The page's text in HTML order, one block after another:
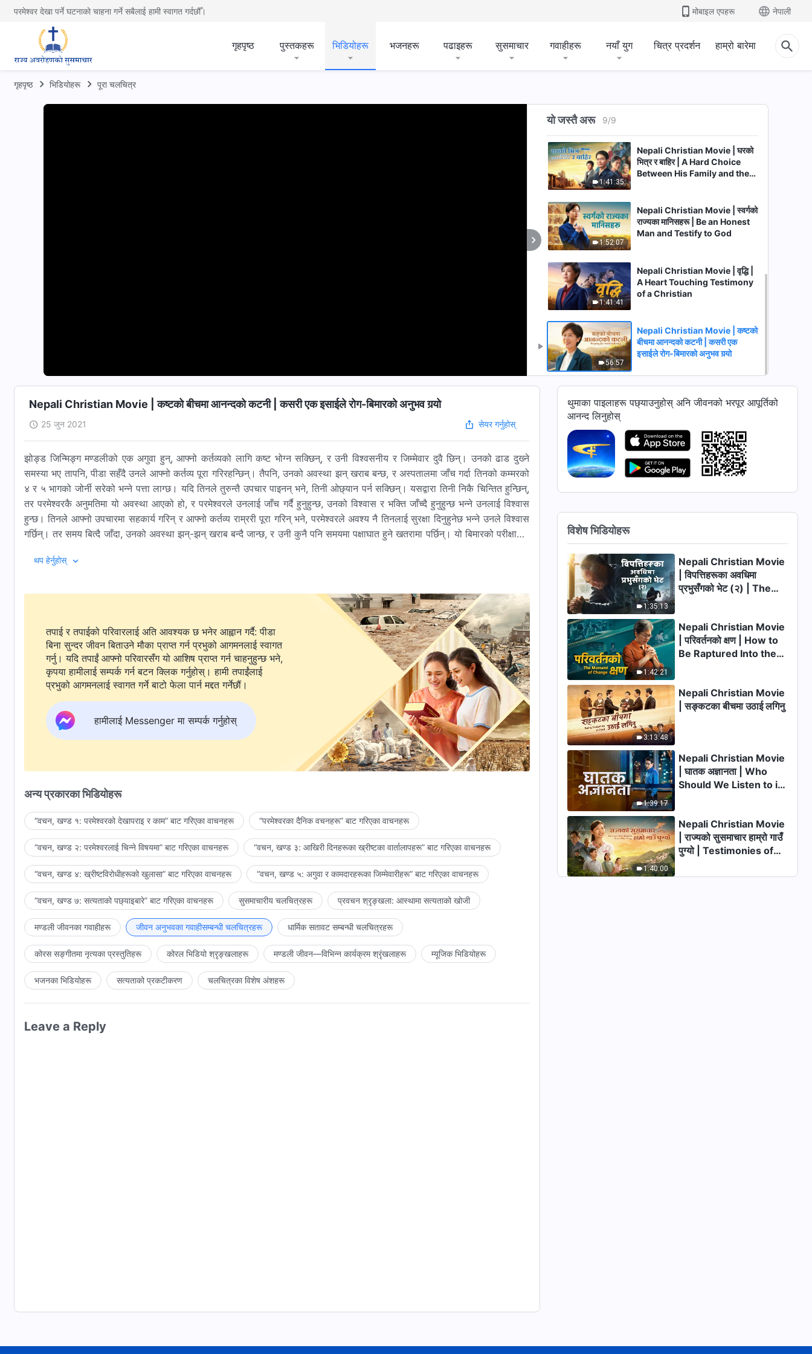
परमेश्वर देखा पर्ने घटनाको चाहना गर्ने सबैलाई हामी स्वागत गर्दछौँ। मोबाइल एपहरू नेपाली
गृहपृष्ठ पुस्तकहरू भिडियोहरू भजनहरू पढाइहरू सुसमाचार गवाहीहरू नयाँ युग चित्र प्रदर्शन हाम्रो बारेमा
गृहपृष्ठ भिडियोहरू पूरा चलचित्र
यो जस्तै अरू 9/9
Genuine Repentance
1:23:17
असल व्यक्ति हुँ! | Being an Honest
Person Blessed by the Lord
1:40:04
Can Believers Who Are
1:41:35
Nepali Christian Movie | घरको
भित्र र बाहिर | A Hard Choice
Between His Family and the
1:52:07
Nepali Christian Movie | स्वर्गको
राज्यका मानिसहरू | Be an Honest
Man and Testify to God
1:41:41
Nepali Christian Movie | वृद्धि |
A Heart Touching Testimony
of a Christian
56:57
Nepali Christian Movie | कष्टको
बीचमा आनन्दको कटनी | कसरी एक
इसाईले रोग-बिमारको अनुभव गर्‍यो
Nepali Christian Movie | कष्टको बीचमा आनन्दको कटनी | कसरी एक इसाईले रोग-बिमारको अनुभव गर्‍यो
25 जुन 2021 सेयर गर्नुहोस्
झोङ्ड जिन्मिङ्ग मण्डलीको एक अगुवा हुन्, आफ्‍नो कर्तव्यको लागि कष्ट भोग्‍न सक्छिन्, र उनी विश्‍वसनीय र जिम्‍मेवार दुवै छिन्। उनको ढाड दुख्‍ने
समस्या भए तापनि, पीडा सहँदै उनले आफ्‍नो कर्तव्य पूरा गरिरहन्छिन्। तैपनि, उनको अवस्था झन् खराब बन्छ, र अस्पतालमा जाँच गर्दा तिनको कम्‍मरको
४ र ५ भागको जोर्नी सरेको भन्‍ने पत्ता लाग्‍छ। यदि तिनले तुरुन्तै उपचार पाइनन् भने, तिनी ओछ्यान पर्न सक्छिन्। यसद्वारा तिनी निकै चिन्तित हुन्छिन्,
तर परमेश्‍वरकै अनुमतिमा यो अवस्था आएको हो, र परमेश्‍वरले उनलाई जाँच गर्दै हुनुहुन्छ, उनको विश्‍वास र भक्ति जाँच्‍दै हुनुहुन्छ भन्‍ने उनलाई विश्‍वास
हुन्छ। तिनले आफ्‍नो उपचारमा सहकार्य गरिन् र आफ्‍नो कर्तव्य राम्ररी पूरा गरिन् भने, परमेश्‍वरले अवश्य नै तिनलाई सुरक्षा दिनुहुनेछ भन्‍ने उनले विश्‍वास
गर्छिन्। तर समय बित्दै जाँदा, उनको अवस्था झन्-झन् खराब बन्दै जान्छ, र उनी कुनै पनि समयमा पक्षाघात हुने खतरामा पर्छिन्। यो बिमारको परीक्षाबाट
थप हेर्नुहोस्
तपाई र तपाईको परिवारलाई अति आवश्यक छ भनेर आह्वान गर्दै: पीडा
बिना सुन्दर जीवन बिताउने मौका प्राप्त गर्न प्रभुको आगमनलाई स्वागत
गर्नु। यदि तपाईं आफ्नो परिवारसँग यो आशिष प्राप्त गर्न चाहनुहुन्छ भने,
कृपया हामीलाई सम्पर्क गर्न बटन क्लिक गर्नुहोस्। हामी तपाईंलाई
प्रभुको आगमनलाई स्वागत गर्ने बाटो फेला पार्न मद्दत गर्नेछौं।
हामीलाई Messenger मा सम्पर्क गर्नुहोस्
अन्य प्रकारका भिडियोहरू
“वचन, खण्ड १: परमेश्‍वरको देखापराइ र काम” बाट गरिएका वाचनहरू “परमेश्‍वरका दैनिक वचनहरू” बाट गरिएका वाचनहरू
“वचन, खण्ड २: परमेश्‍वरलाई चिन्‍ने विषयमा” बाट गरिएका वाचनहरू “वचन, खण्ड ३: आखिरी दिनहरूका ख्रीष्टका वार्तालापहरू” बाट गरिएका वाचनहरू
“वचन, खण्ड ४: ख्रीष्टविरोधीहरूको खुलासा” बाट गरिएका वाचनहरू “वचन, खण्ड ५: अगुवा र कामदारहरूका जिम्‍मेवारीहरू” बाट गरिएका वाचनहरू
“वचन, खण्ड ७: सत्यताको पछ्याइबारे” बाट गरिएका वाचनहरू सुसमाचारीय चलचित्रहरू प्रवचन श्रृङ्खला: आस्थामा सत्यताको खोजी
मण्डली जीवनका गवाहीहरू जीवन अनुभवका गवाहीसम्‍बन्धी चलचित्रहरू धार्मिक सतावट सम्‍बन्धी चलचित्रहरू
कोरस सङ्गीतमा नृत्यका प्रस्तुतिहरू कोरल भिडियो श्रृङ्खलाहरू मण्डली जीवन—विभिन्‍न कार्यक्रम श्रृंखलाहरू म्यूजिक भिडियोहरू
भजनका भिडियोहरू सत्यताको प्रकटीकरण चलचित्रका विशेष अंशहरू
Leave a Reply
थुमाका पाइलाहरू पछ्याउनुहोस् अनि जीवनको भरपूर आपूर्तिको
आनन्द लिनुहोस्
विशेष भिडियोहरू
1:35:13
Nepali Christian Movie
| विपत्तिहरूका अवधिमा
प्रभुसँगको भेट (२) | The
We Enter the Kingdom
of God?
1:42:21
Nepali Christian Movie
| परिवर्तनको क्षण | How to
Be Raptured Into the
3:13:48
Nepali Christian Movie
| सङ्कटका बीचमा उठाई लगिनु
1:39:17
Nepali Christian Movie
| घातक अज्ञानता | Who
Should We Listen to in
1:40:00
Nepali Christian Movie
| राज्यको सुसमाचार हाम्रो गाउँ
पुग्यो | Testimonies of
the Lord's Return